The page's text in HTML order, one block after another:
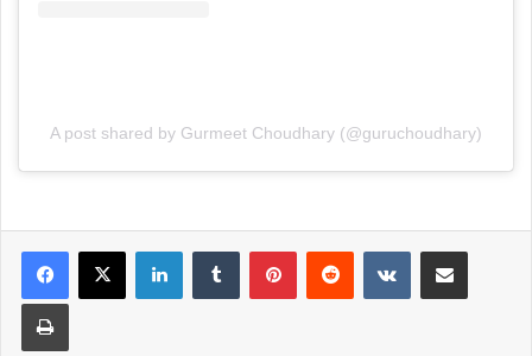
A post shared by Gurmeet Choudhary (@guruchoudhary)